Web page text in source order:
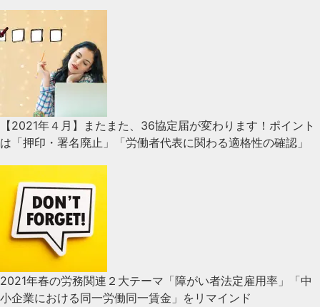
【2021年４月】またまた、36協定届が変わります！ポイント
は「押印・署名廃止」「労働者代表に関わる適格性の確認」
2021年春の労務関連２大テーマ「障がい者法定雇用率」「中
小企業における同一労働同一賃金」をリマインド